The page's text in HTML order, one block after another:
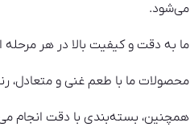
می‌شود.
ما به دقت و کیفیت بالا در هر مرحله
محصولات ما با طعم غنی و متعادل،
همچنین، بسته‌بندی با دقت انجام می‌شود تا رب شیشه‌ای ۷۰۰ گرمی